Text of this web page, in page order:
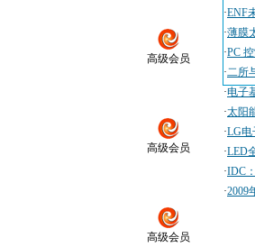
高级会员
高级会员
高级会员
·ENF
·薄膜
·PC
·二所
·电子
·太阳
·LG电
·LED
·IDC
·2009